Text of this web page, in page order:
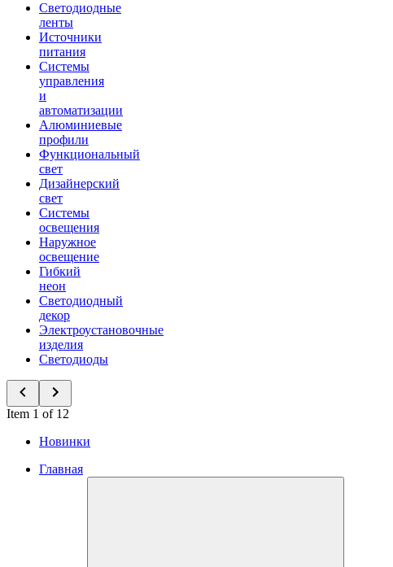
Светодиодные
ленты
Источники
питания
Системы
управления
и
автоматизации
Алюминиевые
профили
Функциональный
свет
Дизайнерский
свет
Системы
освещения
Наружное
освещение
Гибкий
неон
Светодиодный
декор
Электроустановочные
изделия
Светодиоды
Item 1 of 12
Новинки
Главная